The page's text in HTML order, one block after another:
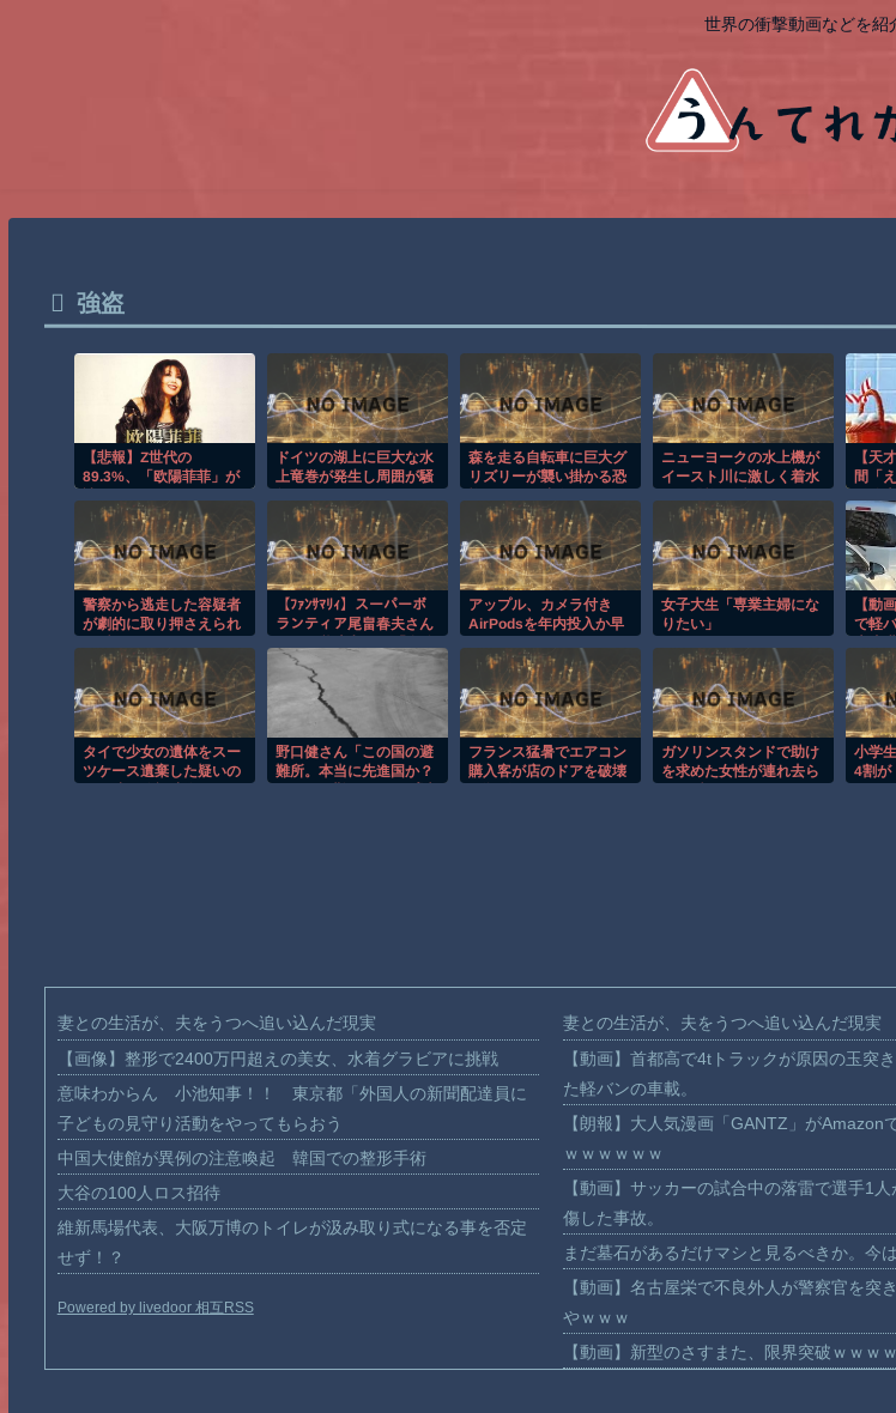
世界の衝撃動画などを紹
強盗
【悲報】Z世代の
89.3%、「欧陽菲菲」が
ドイツの湖上に巨大な水
上竜巻が発生し周囲が騒
森を走る自転車に巨大グ
リズリーが襲い掛かる恐
ニューヨークの水上機が
イースト川に激しく着水
【天
間「
警察から逃走した容疑者
が劇的に取り押さえられ
【ﾌｧﾝｻﾏﾘｨ】スーパーボ
ランティア尾畠春夫さん
の飲む水は自分で持って
いく」「対価・飲食は一
切頂かない」
アップル、カメラ付き
AirPodsを年内投入か早
女子大生「専業主婦にな
りたい」
【動
で軽
タイで少女の遺体をスー
ツケース遺棄した疑いの
野口健さん「この国の避
難所。本当に先進国か？
フランス猛暑でエアコン
購入客が店のドアを破壊
ガソリンスタンドで助け
を求めた女性が連れ去ら
小学
4割が
妻との生活が、夫をうつへ追い込んだ現実
【画像】整形で2400万円超えの美女、水着グラビアに挑戦
意味わからん 小池知事！！ 東京都「外国人の新聞配達員に
子どもの見守り活動をやってもらおう
中国大使館が異例の注意喚起 韓国での整形手術
大谷の100人ロス招待
維新馬場代表、大阪万博のトイレが汲み取り式になる事を否定
せず！？
Powered by livedoor 相互RSS
妻との生活が、夫をうつへ追い込んだ現実
【動画】首都高で4tトラックが原因の玉突
た軽バンの車載。
【朗報】大人気漫画「GANTZ」がAmazon
ｗｗｗｗｗｗ
【動画】サッカーの試合中の落雷で選手1
傷した事故。
まだ墓石があるだけマシと見るべきか。今
【動画】名古屋栄で不良外人が警察官を突
やｗｗｗ
【動画】新型のさすまた、限界突破ｗｗｗ